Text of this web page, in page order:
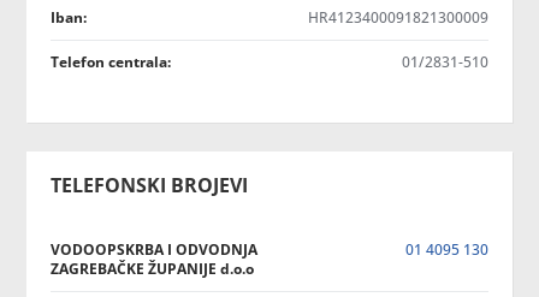
Iban: HR4123400091821300009
Telefon centrala: 01/2831-510
TELEFONSKI BROJEVI
VODOOPSKRBA I ODVODNJA
ZAGREBAČKE ŽUPANIJE d.o.o
01 4095 130